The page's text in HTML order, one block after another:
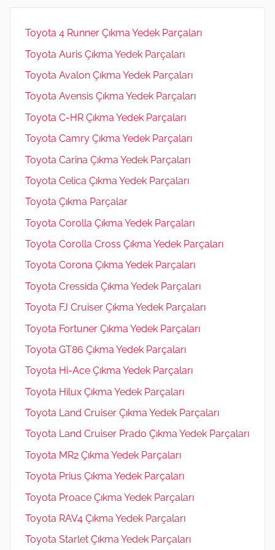
Toyota 4 Runner Çıkma Yedek Parçaları
Toyota Auris Çıkma Yedek Parçaları
Toyota Avalon Çıkma Yedek Parçaları
Toyota Avensis Çıkma Yedek Parçaları
Toyota C-HR Çıkma Yedek Parçaları
Toyota Camry Çıkma Yedek Parçaları
Toyota Carina Çıkma Yedek Parçaları
Toyota Celica Çıkma Yedek Parçaları
Toyota Çıkma Parçalar
Toyota Corolla Çıkma Yedek Parçaları
Toyota Corolla Cross Çıkma Yedek Parçaları
Toyota Corona Çıkma Yedek Parçaları
Toyota Cressida Çıkma Yedek Parçaları
Toyota FJ Cruiser Çıkma Yedek Parçaları
Toyota Fortuner Çıkma Yedek Parçaları
Toyota GT86 Çıkma Yedek Parçaları
Toyota Hi-Ace Çıkma Yedek Parçaları
Toyota Hilux Çıkma Yedek Parçaları
Toyota Land Cruiser Çıkma Yedek Parçaları
Toyota Land Cruiser Prado Çıkma Yedek Parçaları
Toyota MR2 Çıkma Yedek Parçaları
Toyota Prius Çıkma Yedek Parçaları
Toyota Proace Çıkma Yedek Parçaları
Toyota RAV4 Çıkma Yedek Parçaları
Toyota Starlet Çıkma Yedek Parçaları